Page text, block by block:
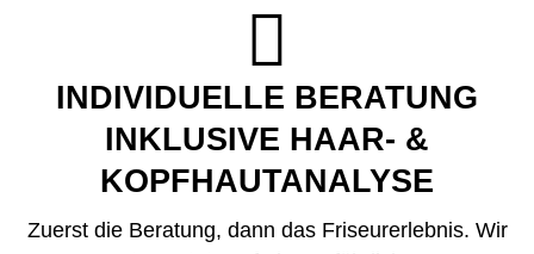
Rätselhefte. Ciao, Langeweile!

INDIVIDUELLE BERATUNG
INKLUSIVE HAAR- &
KOPFHAUT­ANALYSE
Zuerst die Beratung, dann das Friseurerlebnis. Wir